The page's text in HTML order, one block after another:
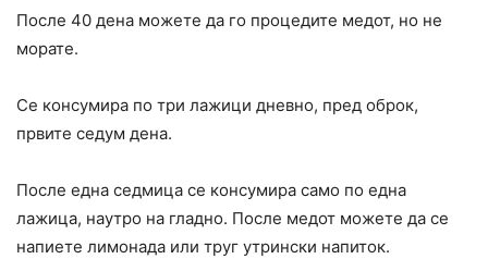
После 40 дена можете да го процедите медот, но не
морате.
Се консумира по три лажици дневно, пред оброк,
првите седум дена.
После една седмица се консумира само по една
лажица, наутро на гладно. После медот можете да се
напиете лимонада или труг утрински напиток.